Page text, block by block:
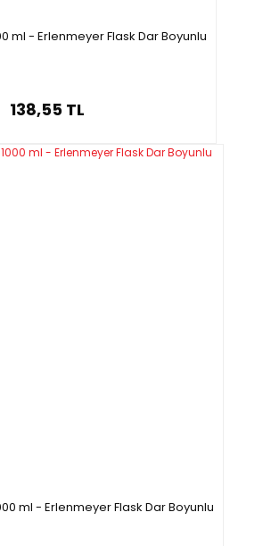
ml - Erlenmeyer Flask Dar Boyunlu
138,55 TL
ml - Erlenmeyer Flask Dar Boyunlu